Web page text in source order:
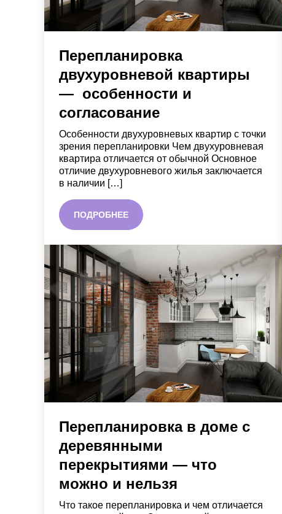
Перепланировка
двухуровневой квартиры
— особенности и
согласование
Особенности двухуровневых квартир с точки
зрения перепланировки Чем двухуровневая
квартира отличается от обычной Основное
отличие двухуровневого жилья заключается
в наличии […]
ПОДРОБНЕЕ
Перепланировка в доме с
деревянными
перекрытиями — что
можно и нельзя
Что такое перепланировка и чем отличается